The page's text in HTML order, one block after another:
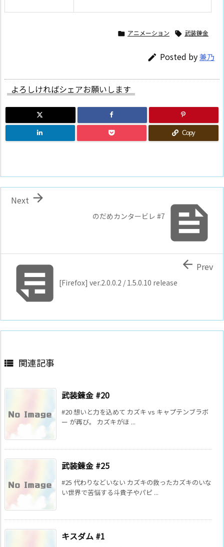
 アニメーション  武装錬金
 Posted by兼乃
よろしければシェアお願いします
Copy

のだめカンタービレ #7

Next
[Firefox] ver.2.0.0.2 / 1.5.0.10 release
 Prev
 関連記事
武装錬金 #20
#20 想いと力を込めて カズキ vs キャプテンブラボ
ー が再び。 カズキがほ ...
武装錬金 #25
#25 代わりなどいない カズキの救ったカズキのいな
い世界で苦悩する斗貴子やパピ ...
キスダム #1